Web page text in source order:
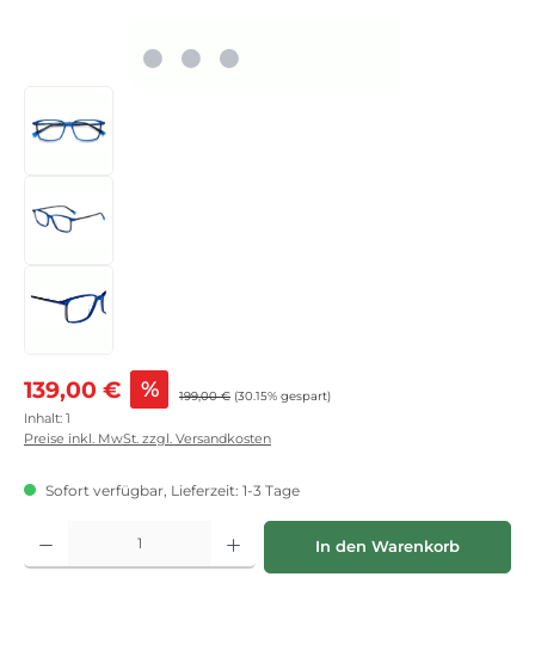
Verkaufspreis:
139,00 € % Regulärer Preis:
199,00 € (30.15% gespart)
Inhalt: 1
Preise inkl. MwSt. zzgl. Versandkosten
Sofort verfügbar, Lieferzeit: 1-3 Tage
Produkt Anzahl: Gib den gewünschten Wert ein oder benutze die
In den Warenkorb